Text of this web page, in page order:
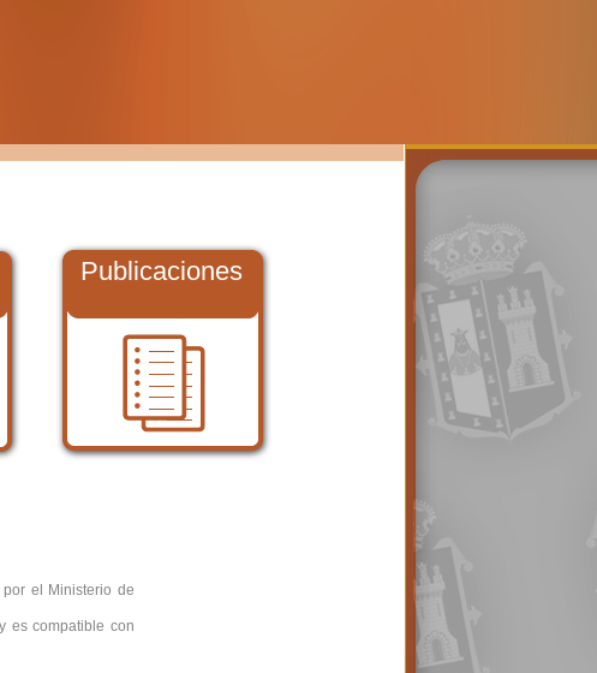
Publicaciones
el Ministerio de
es compatible con